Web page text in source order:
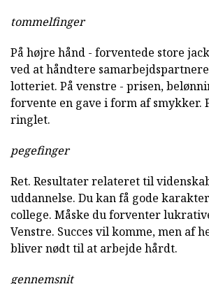
tommelfinger
På højre hånd - forventede store
ved at håndtere
lotteriet. På venstre - prisen,
forvente en gave i form af smykker.
ringlet.
pegefinger
Ret. Resultater relateret til
uddannelse. Du kan få gode
college. Måske du forventer
Venstre. Succes vil komme, men af
bliver nødt til at arbejde hårdt.
gennemsnit